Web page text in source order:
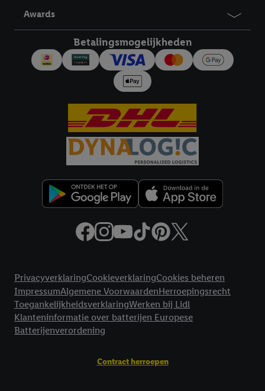
Awards
Betalingsmogelijkheden
PrivacyverklaringCookieverklaringCookies beheren
ImpressumAlgemene VoorwaardenHerroepingsrecht
ToegankelijkheidsverklaringWerken bij Lidl
Klanteninformatie over batterijen Europese
Batterijenverordening
Contract herroepen